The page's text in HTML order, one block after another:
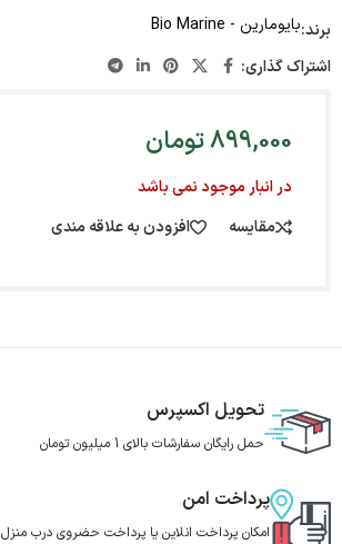
برند:بایومارین - Bio Marine
اشتراک گذاری:
899,000تومان
در انبار موجود نمی باشد
مقایسه
افزودن به علاقه مندی
تحویل اکسپرس
حمل رایگان سفارشات بالای 1 میلیون تومان
پرداخت امن
امکان پرداخت انلاین یا پرداخت حضروی درب منزل